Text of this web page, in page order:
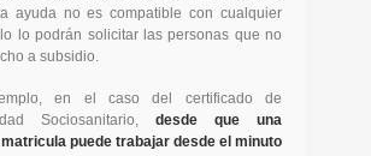
ayuda no es compatible con cualquier
lo podrán solicitar las personas que no
a subsidio.
en el caso del certificado de
Sociosanitario, desde que una
puede trabajar desde el minuto